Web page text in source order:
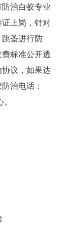
治白蚁专业
上岗，针对
蚤进行防
标准公开透
议，如果达
治电话：